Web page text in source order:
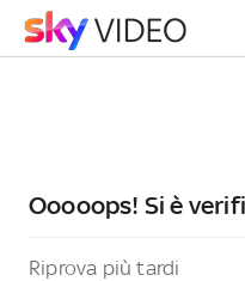
Ooooops! Si è
Riprova più tardi